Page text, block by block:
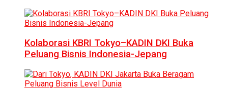
Kolaborasi KBRI Tokyo–KADIN DKI Buka
Peluang Bisnis Indonesia-Jepang